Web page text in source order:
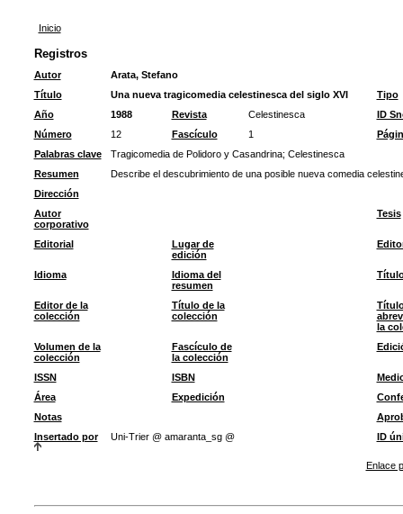
Inicio
Registros
Autor
Arata, Stefano
Título
Una nueva tragicomedia celestinesca del siglo XVI
Tipo
Año
1988 Revista Celestinesca
ID
Número
12 Fascículo 1
Palabras clave
Tragicomedia de Polidoro y Casandrina; Celestinesca
Resumen
Describe el descubrimiento de una posible nueva comedia
Dirección
Autor
corporativo
Tesis
Editorial
Lugar de
edición
Idioma
Idioma del
resumen
Editor de la
colección
Título de la
colección
la
Volumen de la
colección
Fascículo de
la colección
ISSN ISBN
Área
Expedición
Notas
Insertado por
Uni-Trier @ amaranta_sg @ ID
Enlace